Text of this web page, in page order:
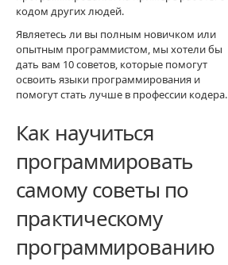
кодом других людей.
Являетесь ли вы полным новичком или
опытным программистом, мы хотели бы
дать вам 10 советов, которые помогут
освоить языки программирования и
помогут стать лучше в профессии кодера.
Как научиться
программировать
самому советы по
практическому
программированию